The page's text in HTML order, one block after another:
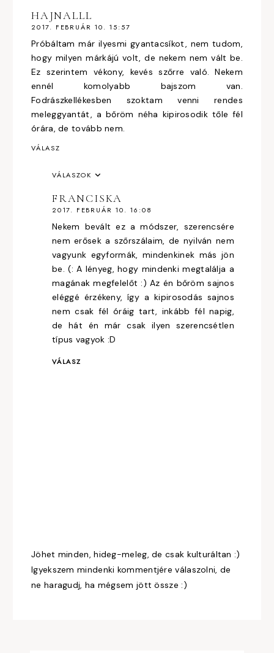
HAJNALLL
2017. FEBRUÁR 10. 15:57
Próbáltam már ilyesmi gyantacsíkot, nem tudom,
hogy milyen márkájú volt, de nekem nem vált be.
Ez szerintem vékony, kevés szőrre való. Nekem
ennél komolyabb bajszom van.
Fodrászkellékesben szoktam venni rendes
meleggyantát, a bőröm néha kipirosodik tőle fél
órára, de tovább nem.
VÁLASZ
VÁLASZOK
FRANCISKA
2017. FEBRUÁR 10. 16:08
Nekem bevált ez a módszer, szerencsére
nem erősek a szőrszálaim, de nyilván nem
vagyunk egyformák, mindenkinek más jön
be. (: A lényeg, hogy mindenki megtalálja a
magának megfelelőt :) Az én bőröm sajnos
eléggé érzékeny, így a kipirosodás sajnos
nem csak fél óráig tart, inkább fél napig,
de hát én már csak ilyen szerencsétlen
típus vagyok :D
VÁLASZ
Jöhet minden, hideg-meleg, de csak kulturáltan :)
Igyekszem mindenki kommentjére válaszolni, de
ne haragudj, ha mégsem jött össze :)